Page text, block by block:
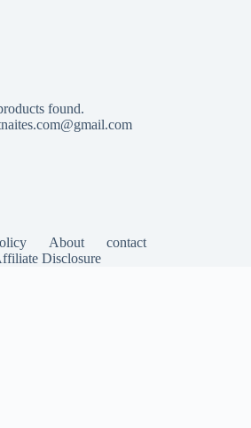
found.
About
contact
Disclosure